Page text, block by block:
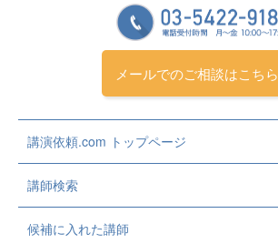
メールでのご相談はこちら
講演依頼.com トップページ
講師検索
候補に入れた講師